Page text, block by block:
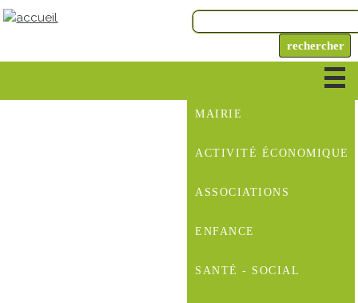
MAIRIE
ACTIVITÉ ÉCONOMIQUE
ASSOCIATIONS
ENFANCE
SANTÉ - SOCIAL